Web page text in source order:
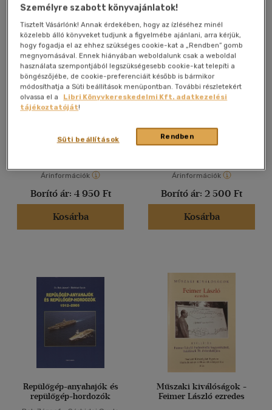
(119)
Alkalmaz
Negyedik generációs
hadviselés
Könyv
Árinformációk
Borító ár: 4 950 Ft
Kosárba
Lövészfegyverek
Árinformációk
Borító ár: 2 500 Ft
Kosárba
Repülőgép-anyahajók és
repülőgép-hordozók
Műszaki kiválóságok -
Feimer László ezredes
Személyre szabott könyvajánlatok!
Tisztelt Vásárlónk! Annak érdekében, hogy az ízléséhez minél
közelebb álló könyveket tudjunk a figyelmébe ajánlani, arra kérjük,
hogy fogadja el az ehhez szükséges cookie-kat a „Rendben” gomb
megnyomásával. Ennek hiányában weboldalunk csak a weboldal
használata szempontjából legszükségesebb cookie-kat telepíti a
böngészőjébe, de cookie-preferenciáit később is bármikor
módosíthatja a Süti beállítások menüpontban. További részletekért
olvassa el a
Libri Könyvkereskedelmi Kft. adatkezelési
tájékoztatóját!
Rendben
Süti beállítások